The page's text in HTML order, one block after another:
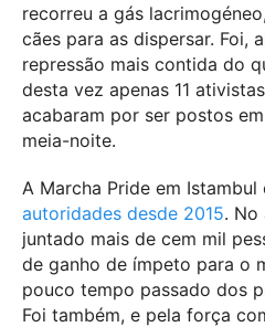
recorreu a gás
cães para as dispersar. Foi,
repressão mais contida do
desta vez apenas 11
acabaram por ser postos
meia-noite.
A Marcha Pride em Istambul
autoridades desde 2015. No
juntado mais de cem mil
de ganho de ímpeto para o
pouco tempo passado dos
Foi também, e pela força